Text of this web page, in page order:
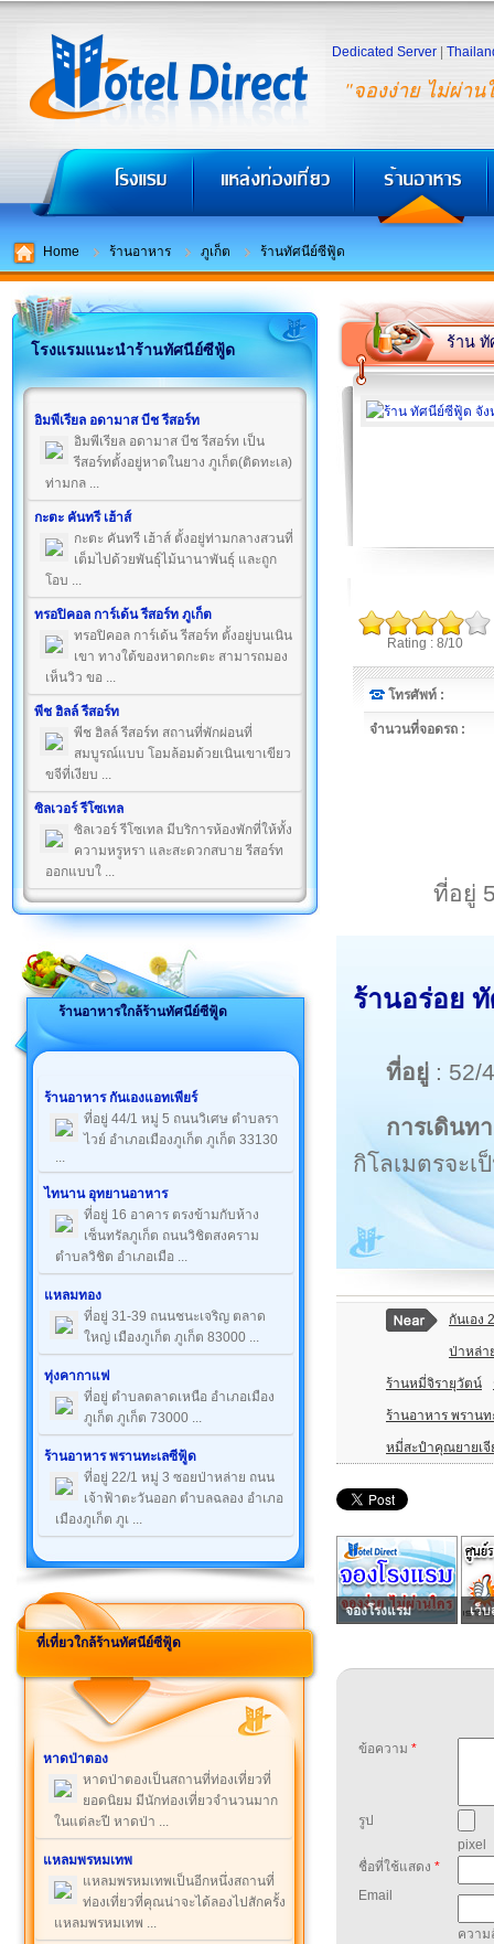
"จองง่าย ไม่ผ่าน
Dedicated Server
Home ร้านอาหาร ภูเก็ต ร้านทัศนีย์ซีฟู้ด
โรงแรมแนะนำร้านทัศนีย์ซีฟู้ด
อิมพีเรียล อดามาส บีช รีสอร์ท
อิมพีเรียล อดามาส บีช รีสอร์ท เป็น
รีสอร์ทตั้งอยู่หาดในยาง ภูเก็ต(ติดทะเล)
ท่ามกล ...
กะตะ คันทรี เฮ้าส์
กะตะ คันทรี เฮ้าส์ ตั้งอยู่ท่ามกลางสวนที่
เต็มไปด้วยพันธุ์ไม้นานาพันธุ์ และถูก
โอบ ...
ทรอปิคอล การ์เด้น รีสอร์ท ภูเก็ต
ทรอปิคอล การ์เด้น รีสอร์ท ตั้งอยู่บนเนิน
เขา ทางใต้ของหาดกะตะ สามารถมอง
เห็นวิว ขอ ...
พีช ฮิลล์ รีสอร์ท
พีช ฮิลล์ รีสอร์ท สถานที่พักผ่อนที่
สมบูรณ์แบบ โอมล้อมด้วยเนินเขาเขียว
ขจีที่เงียบ ...
ซิลเวอร์ รีโซเทล
ซิลเวอร์ รีโซเทล มีบริการห้องพักที่ให้ทั้ง
ความหรูหรา และสะดวกสบาย รีสอร์ท
ออกแบบใ ...
ร้านอาหารใกล้ร้านทัศนีย์ซีฟู้ด
ร้านอาหาร กันเองแอทเพียร์
ที่อยู่ 44/1 หมู่ 5 ถนนวิเศษ ตำบลรา
ไวย์ อำเภอเมืองภูเก็ต ภูเก็ต 33130
...
ไทนาน อุทยานอาหาร
ที่อยู่ 16 อาคาร ตรงข้ามกับห้าง
เซ็นทรัลภูเก็ต ถนนวิชิตสงคราม
ตำบลวิชิต อำเภอเมือ ...
แหลมทอง
ที่อยู่ 31-39 ถนนชนะเจริญ ตลาด
ใหญ่ เมืองภูเก็ต ภูเก็ต 83000 ...
ทุ่งคากาแฟ
ที่อยู่ ตำบลตลาดเหนือ อำเภอเมือง
ภูเก็ต ภูเก็ต 73000 ...
ร้านอาหาร พรานทะเลซีฟู้ด
ที่อยู่ 22/1 หมู่ 3 ซอยป่าหล่าย ถนน
เจ้าฟ้าตะวันออก ตำบลฉลอง อำเภอ
เมืองภูเก็ต ภูเ ...
ที่เที่ยวใกล้ร้านทัศนีย์ซีฟู้ด
หาดป่าตอง
หาดป่าตองเป็นสถานที่ท่องเที่ยวที่
ยอดนิยม มีนักท่องเที่ยวจำนวนมาก
ในแต่ละปี หาดป่า ...
แหลมพรหมเทพ
แหลมพรหมเทพเป็นอีกหนึ่งสถานที่
ท่องเที่ยวที่คุณน่าจะได้ลองไปสักครั้ง
แหลมพรหมเทพ ...
ร้าน
Rating : 8/10
โทรศัพท์ :
จำนวนที่จอดรถ :
ที่อยู่
ร้านอร่อย
ที่อยู่ : 52/
การเดินท
กิโลเมตรจะเ
กันเอง 2
ป่าหล่า
ร้านหมี่จิรายุวัตน์
ร้านอาหาร พราน
หมี่สะปำคุณยายเจี
จองโรงแรม เว็บ
ข้อความ *
รูป
pixel
ชื่อที่ใช้แสดง *
Email
ความ